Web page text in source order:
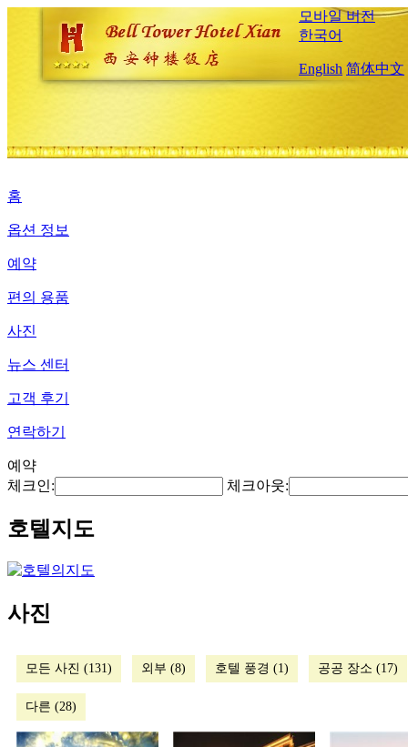
모바일 버전
한국어
English 简体中文
홈
옵션 정보
예약
편의 용품
사진
뉴스 센터
고객 후기
연락하기
예약
체크인:
체크아웃:
호텔지도
사진
모든 사진 (131) 외부 (8) 호텔 풍경 (1) 공공 장소 (17)
다른 (28)